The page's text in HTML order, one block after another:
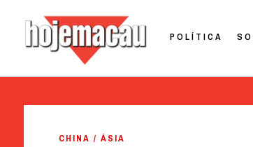
POLÍTICA
CHINA / ÁSIA